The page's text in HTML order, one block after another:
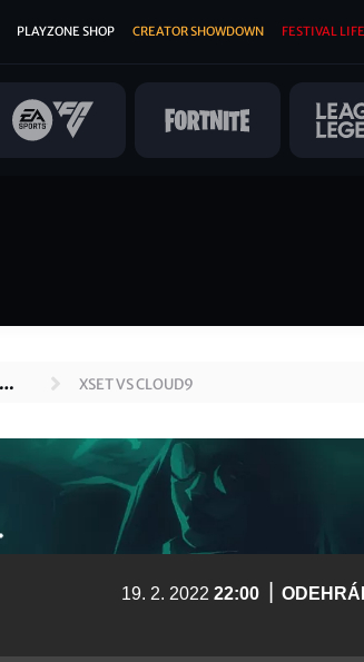
PLAYZONE SHOP CREATOR SHOWDOWN FESTIVAL
XSET VS CLOUD9
19. 2. 2022 22:00